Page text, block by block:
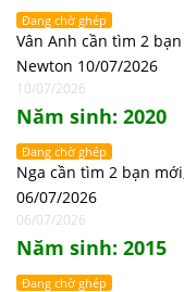
Đang chờ ghép
Vân Anh cần tìm 2
Newton 10/07/2026
10/07/2026
Năm sinh: 2020
Đang chờ ghép
Nga cần tìm 2 bạn
06/07/2026
06/07/2026
Năm sinh: 2015
Đang chờ ghép